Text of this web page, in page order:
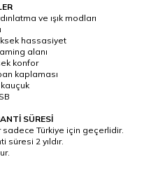
ve ışık modları
hassasiyet
alanı
konfor
kaplaması
SÜRESİ
Türkiye için geçerlidir.
süresi 2 yıldır.